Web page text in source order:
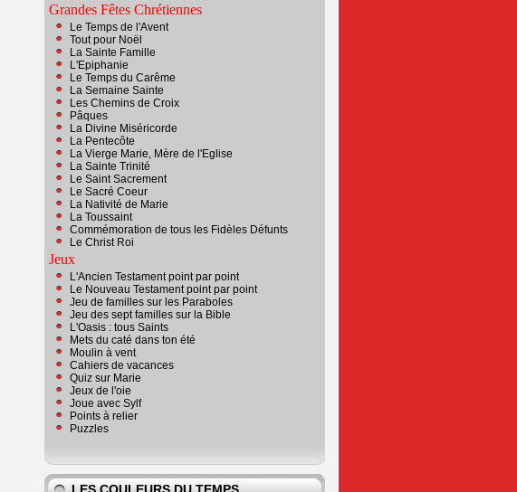
Grandes Fêtes Chrétiennes
Le Temps de l'Avent
Tout pour Noël
La Sainte Famille
L'Epiphanie
Le Temps du Carême
La Semaine Sainte
Les Chemins de Croix
Pâques
La Divine Miséricorde
La Pentecôte
La Vierge Marie, Mère de l'Eglise
La Sainte Trinité
Le Saint Sacrement
Le Sacré Coeur
La Nativité de Marie
La Toussaint
Commémoration de tous les Fidèles Défunts
Le Christ Roi
Jeux
L'Ancien Testament point par point
Le Nouveau Testament point par point
Jeu de familles sur les Paraboles
Jeu des sept familles sur la Bible
L'Oasis : tous Saints
Mets du caté dans ton été
Moulin à vent
Cahiers de vacances
Quiz sur Marie
Jeux de l'oie
Joue avec Sylf
Points à relier
Puzzles